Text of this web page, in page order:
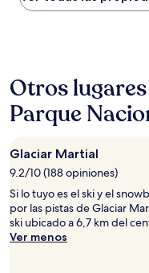
encontrado
horas,
con
base
en
estancia
de
noche
para
2
adultos.
Otros
Parque
Glaciar Martial
9.2/10 (188 opiniones)
Si lo tuyo es el ski y el
por las pistas de Glaciar
ski ubicado a 6,7 km del
Ver menos